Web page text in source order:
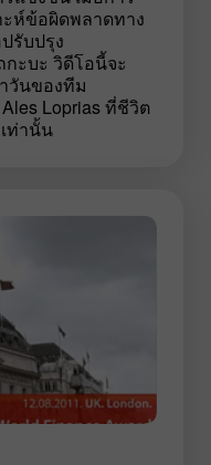
ะห์ข้อผิดพลาดทาง
รับปรุง
ะบะ วิดีโอนี้จะ
วันของทีม
Loprias ที่ชีวิต
ท่านั้น